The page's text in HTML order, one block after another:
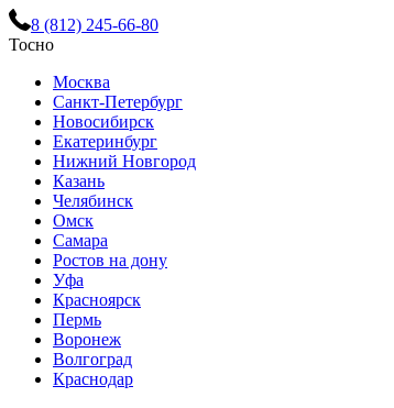
8 (812) 245-66-80
Тосно
Москва
Санкт-Петербург
Новосибирск
Екатеринбург
Нижний Новгород
Казань
Челябинск
Омск
Самара
Ростов на дону
Уфа
Красноярск
Пермь
Воронеж
Волгоград
Краснодар